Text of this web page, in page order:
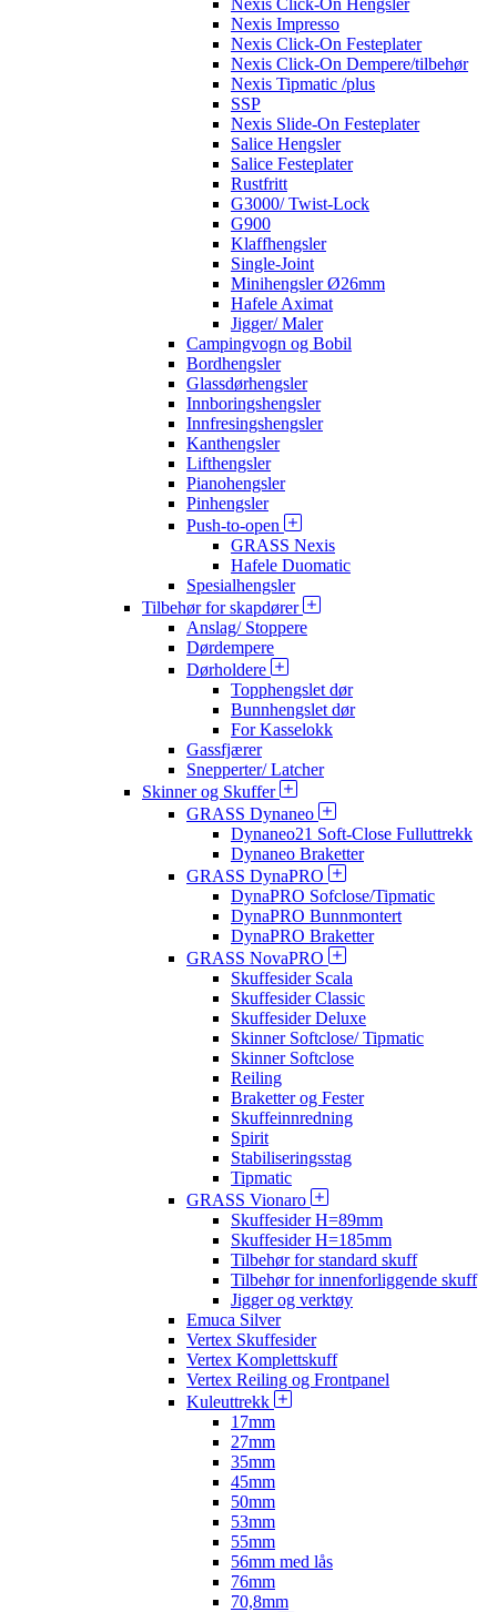
Nexis Click-On Hengsler
Nexis Impresso
Nexis Click-On Festeplater
Nexis Click-On Dempere/tilbehør
Nexis Tipmatic /plus
SSP
Nexis Slide-On Festeplater
Salice Hengsler
Salice Festeplater
Rustfritt
G3000/ Twist-Lock
G900
Klaffhengsler
Single-Joint
Minihengsler Ø26mm
Hafele Aximat
Jigger/ Maler
Campingvogn og Bobil
Bordhengsler
Glassdørhengsler
Innboringshengsler
Innfresingshengsler
Kanthengsler
Lifthengsler
Pianohengsler
Pinhengsler
Push-to-open
GRASS Nexis
Hafele Duomatic
Spesialhengsler
Tilbehør for skapdører
Anslag/ Stoppere
Dørdempere
Dørholdere
Topphengslet dør
Bunnhengslet dør
For Kasselokk
Gassfjærer
Snepperter/ Latcher
Skinner og Skuffer
GRASS Dynaneo
Dynaneo21 Soft-Close Fulluttrekk
Dynaneo Braketter
GRASS DynaPRO
DynaPRO Sofclose/Tipmatic
DynaPRO Bunnmontert
DynaPRO Braketter
GRASS NovaPRO
Skuffesider Scala
Skuffesider Classic
Skuffesider Deluxe
Skinner Softclose/ Tipmatic
Skinner Softclose
Reiling
Braketter og Fester
Skuffeinnredning
Spirit
Stabiliseringsstag
Tipmatic
GRASS Vionaro
Skuffesider H=89mm
Skuffesider H=185mm
Tilbehør for standard skuff
Tilbehør for innenforliggende skuff
Jigger og verktøy
Emuca Silver
Vertex Skuffesider
Vertex Komplettskuff
Vertex Reiling og Frontpanel
Kuleuttrekk
17mm
27mm
35mm
45mm
50mm
53mm
55mm
56mm med lås
76mm
70,8mm